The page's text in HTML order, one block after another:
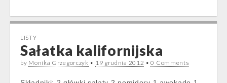
LISTY
Sałatka kalifornijska
by Monika Grzegorczyk • 19 grudnia 2012 •0 Comments